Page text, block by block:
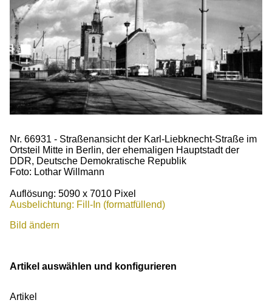
Nr. 66931 - Straßenansicht der Karl-Liebknecht-Straße im
Ortsteil Mitte in Berlin, der ehemaligen Hauptstadt der
DDR, Deutsche Demokratische Republik
Foto: Lothar Willmann
Auflösung: 5090 x 7010 Pixel
Ausbelichtung: Fill-In (formatfüllend)
Bild ändern
Artikel auswählen und konfigurieren
Artikel